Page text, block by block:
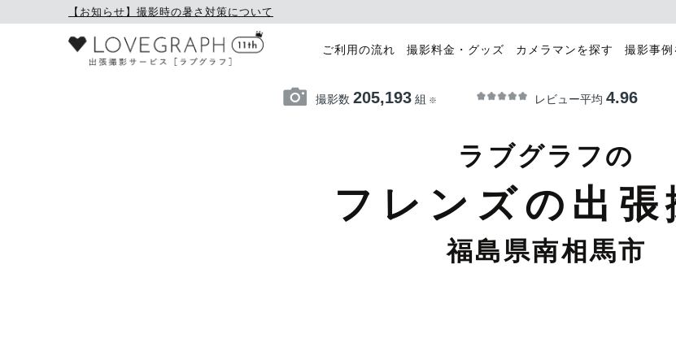
【お知らせ】撮影時の暑さ対策について
ご利用の流れ 撮影料金・グッズ カメラマンを探す 撮影事例
撮影数 205,193組 ※ レビュー平均 4.96
ラブグラフの
フレンズの出張
福島県南相馬市